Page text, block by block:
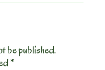
be published.
*